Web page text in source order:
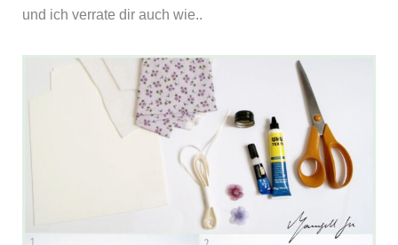
und ich verrate dir auch wie..